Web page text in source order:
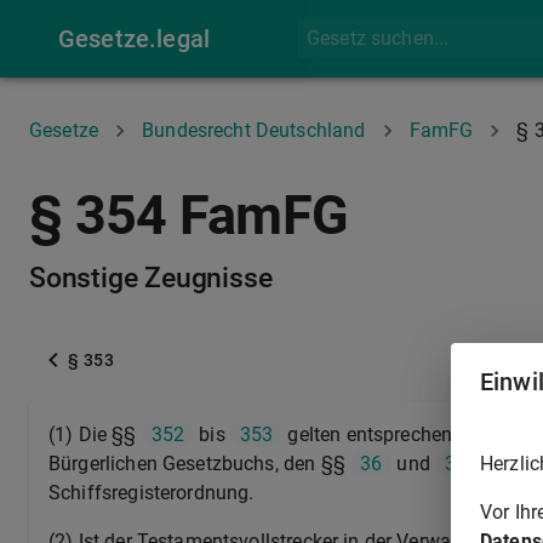
Gesetze.legal
Gesetze Bundesrecht Deutschland FamFG §
§ 354 FamFG
Sonstige Zeugnisse
§ 353
(1) Die §§ 352 bis 353
gelten entsprechend für die
Bürgerlichen Gesetzbuchs, den §§
36 und 37 der
Schiffsregisterordnung.
Vor